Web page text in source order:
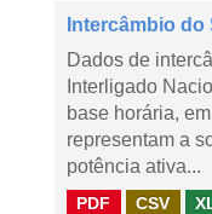
Intercâmbio
Dados de
Interligado
base horária,
representam a
potência ativa...
PDF CSV